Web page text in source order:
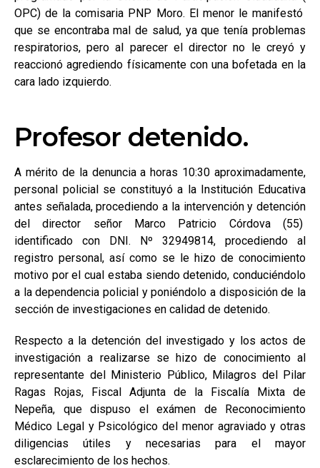
OPC) de la comisaria PNP Moro. El menor le manifestó
que se encontraba mal de salud, ya que tenía problemas
respiratorios, pero al parecer el director no le creyó y
reaccionó agrediendo físicamente con una bofetada en la
cara lado izquierdo.
Profesor detenido.
A mérito de la denuncia a horas 10:30 aproximadamente,
personal policial se constituyó a la Institución Educativa
antes señalada, procediendo a la intervención y detención
del director señor Marco Patricio Córdova (55)
identificado con DNI. Nº 32949814, procediendo al
registro personal, así como se le hizo de conocimiento
motivo por el cual estaba siendo detenido, conduciéndolo
a la dependencia policial y poniéndolo a disposición de la
sección de investigaciones en calidad de detenido.
Respecto a la detención del investigado y los actos de
investigación a realizarse se hizo de conocimiento al
representante del Ministerio Público, Milagros del Pilar
Ragas Rojas, Fiscal Adjunta de la Fiscalía Mixta de
Nepeña, que dispuso el exámen de Reconocimiento
Médico Legal y Psicológico del menor agraviado y otras
diligencias útiles y necesarias para el mayor
esclarecimiento de los hechos.